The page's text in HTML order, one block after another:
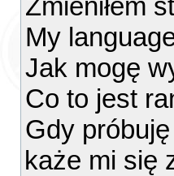
Zmieniłem
My
Jak mogę
Co to jest
Gdy
każe mi się